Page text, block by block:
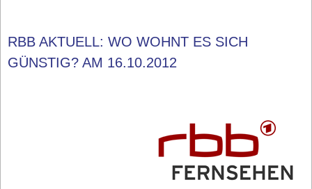
RBB AKTUELL: WO WOHNT ES SICH
GÜNSTIG? AM 16.10.2012